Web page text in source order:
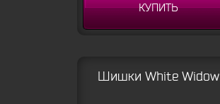
КУПИТЬ
Шишки White Widow